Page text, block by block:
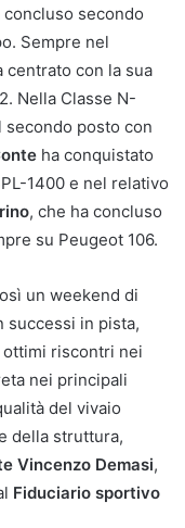
concluso secondo
Sempre nel
centrato con la sua
Nella Classe N-
secondo posto con
ha conquistato
1400 e nel relativo
, che ha concluso
su Peugeot 106.
un weekend di
successi in pista,
ottimi riscontri nei
nei principali
del vivaio
della struttura,
Vincenzo Demasi,
Fiduciario sportivo